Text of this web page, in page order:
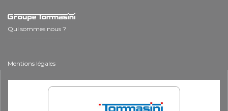
Qui sommes nous ?
Mentions légales